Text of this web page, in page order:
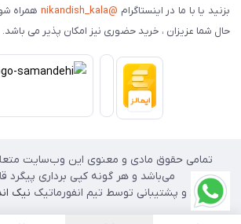
بزنید یا با ما در اینستاگرام @nikandish_kala
همراه
حال شما عزیزان ، خرید حضوری نیز امکان پذیر می باشد.
تمامی حقوق مادی و معنوی این وب‌سایت
می‌باشد و هر گونه کپی برداری پیگرد
طراحی و پشتیبانی توسط تیم انفورماتیک نیک